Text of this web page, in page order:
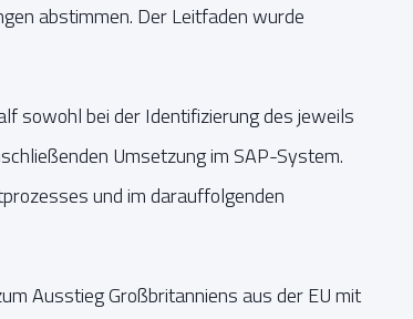
abstimmen. Der Leitfaden wurde
sowohl bei der Identifizierung des jeweils
Umsetzung im SAP-System.
und im darauffolgenden
Ausstieg Großbritanniens aus der EU mit